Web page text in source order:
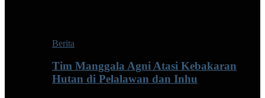
Berita
Tim Manggala Agni Atasi Kebakaran
Hutan di Pelalawan dan Inhu